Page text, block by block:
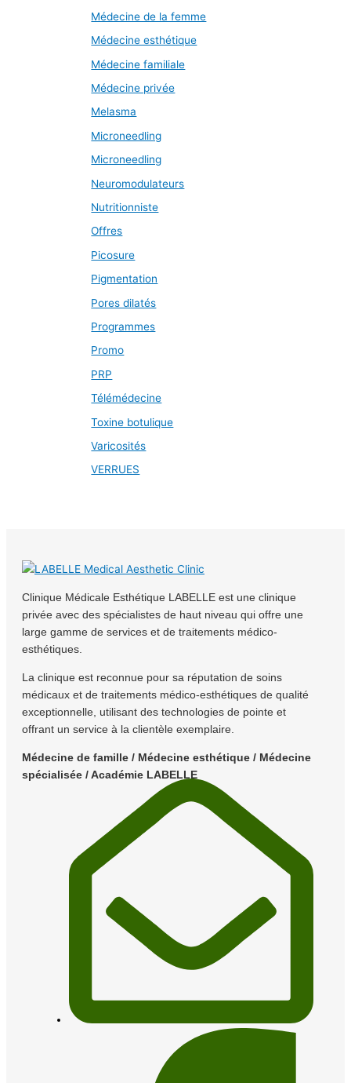
Médecine de la femme
Médecine esthétique
Médecine familiale
Médecine privée
Melasma
Microneedling
Microneedling
Neuromodulateurs
Nutritionniste
Offres
Picosure
Pigmentation
Pores dilatés
Programmes
Promo
PRP
Télémédecine
Toxine botulique
Varicosités
VERRUES
Clinique Médicale Esthétique LABELLE est une clinique
privée avec des spécialistes de haut niveau qui offre une
large gamme de services et de traitements médico-
esthétiques.
La clinique est reconnue pour sa réputation de soins
médicaux et de traitements médico-esthétiques de qualité
exceptionnelle, utilisant des technologies de pointe et
offrant un service à la clientèle exemplaire.
Médecine de famille / Médecine esthétique / Médecine
spécialisée / Académie LABELLE